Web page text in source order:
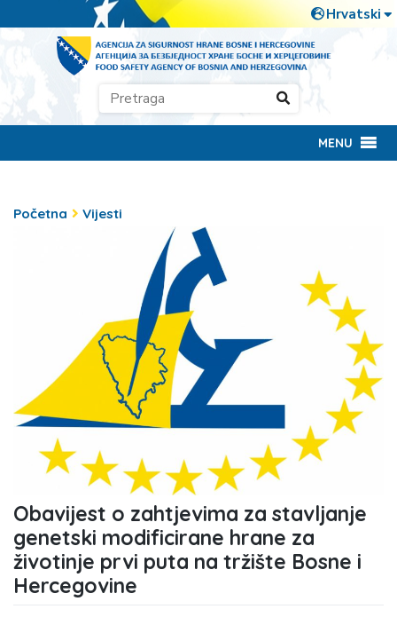
MENU
Početna Vijesti
Obavijest o zahtjevima za stavljanje
genetski modificirane hrane za
životinje prvi puta na tržište Bosne i
Hercegovine